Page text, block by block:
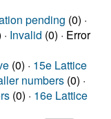
pending (0) ·
Invalid (0) · Error
(0) · 15e Lattice
numbers (0) ·
(0) · 16e Lattice